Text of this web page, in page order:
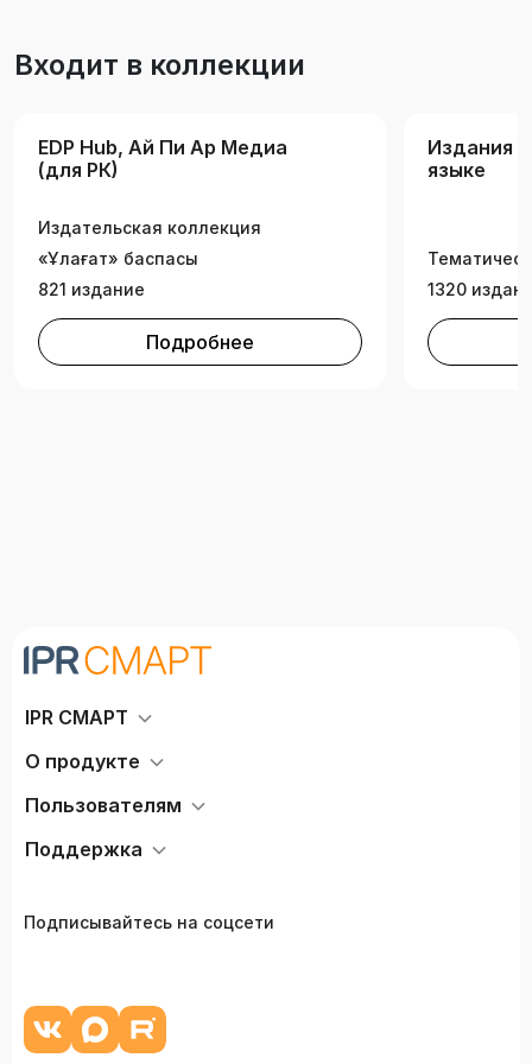
Входит в коллекции
EDP Hub, Ай Пи Ар Медиа
(для РК)
Издательская коллекция
«Ұлағат» баспасы
821 издание
Подробнее
Издания
языке
1320
IPR СМАРТ
О продукте
Пользователям
Поддержка
Подписывайтесь на соцсети